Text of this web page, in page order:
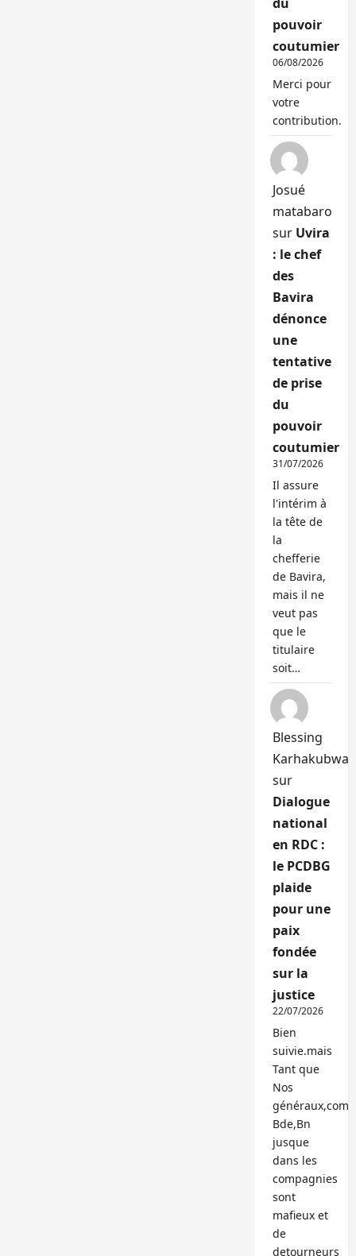
pouvoir
coutumier
06/08/2026
Merci pour
votre
contribution.
Josué
matabaro
sur Uvira
: le chef
des
Bavira
dénonce
une
tentative
de prise
du
pouvoir
coutumier
31/07/2026
Il assure
l'intérim à
la tête de
la
chefferie
de Bavira,
mais il ne
veut pas
que le
titulaire
soit…
Blessing
Karhakubwa
sur
Dialogue
national
en RDC :
le PCDBG
plaide
pour une
paix
fondée
sur la
justice
22/07/2026
Bien
suivie.mais
Tant que
Nos
généraux,com
Bde,Bn
jusque
dans les
compagnies
sont
mafieux et
de
detourneurs